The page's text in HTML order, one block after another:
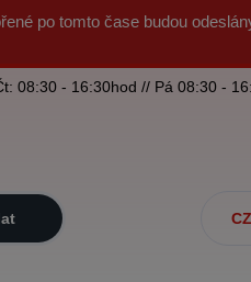
po tomto čase budou
08:30 - 16:30hod // Pá 08:30 -